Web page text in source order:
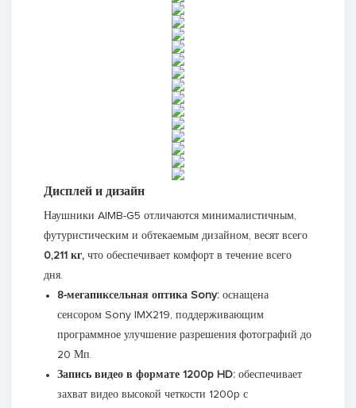
Дисплей и дизайн
Наушники AIMB-G5 отличаются минималистичным,
футуристическим и обтекаемым дизайном, весят всего
0,211 кг, что обеспечивает комфорт в течение всего
дня.
8-мегапиксельная оптика Sony:оснащена
сенсором Sony IMX219, поддерживающим
программное улучшение разрешения фотографий до
20 Мп.
Запись видео в формате 1200p HD:обеспечивает
захват видео высокой четкости 1200p с